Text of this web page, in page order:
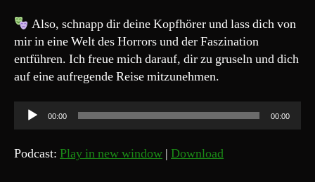
Also, schnapp dir deine Kopfhörer und lass dich von
mir in eine Welt des Horrors und der Faszination
entführen. Ich freue mich darauf, dir zu gruseln und dich
auf eine aufregende Reise mitzunehmen.
u
d
00:00 00:00
Podcast: Play in new window | Download